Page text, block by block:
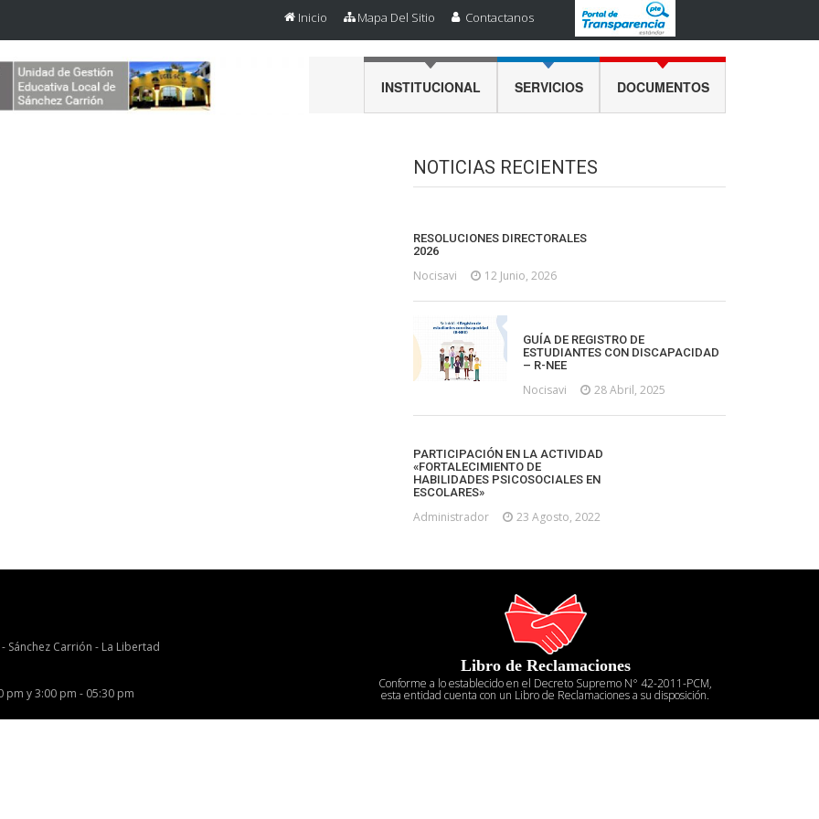
Inicio Mapa Del Sitio Contactanos
INSTITUCIONAL SERVICIOS DOCUMENTOS
NOTICIAS RECIENTES
RESOLUCIONES DIRECTORALES
2026
Nocisavi 12 Junio, 2026
GUÍA DE REGISTRO DE
ESTUDIANTES CON DISCAPACIDAD
– R-NEE
Nocisavi 28 Abril, 2025
PARTICIPACIÓN EN LA ACTIVIDAD
«FORTALECIMIENTO DE
HABILIDADES PSICOSOCIALES EN
ESCOLARES»
Administrador 23 Agosto, 2022
Sánchez Carrión - La Libertad
y 3:00 pm - 05:30 pm
Libro de Reclamaciones
Conforme a lo establecido en el Decreto Supremo N° 42-2011-PCM,
esta entidad cuenta con un Libro de Reclamaciones a su disposición.